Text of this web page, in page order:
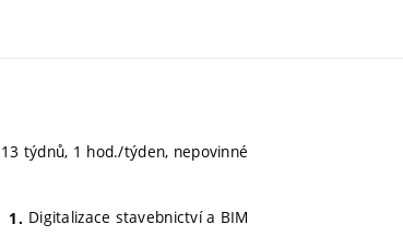
13 týdnů, 1 hod./týden, nepovinné
Digitalizace stavebnictví a BIM